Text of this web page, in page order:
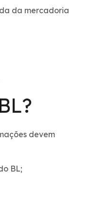
da mercadoria
devem
BL;